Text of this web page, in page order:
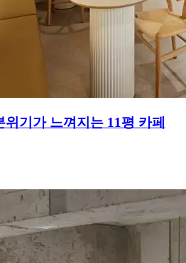
기가 느껴지는 11평 카페